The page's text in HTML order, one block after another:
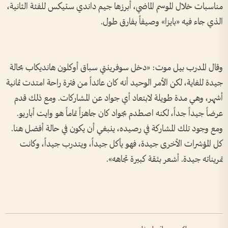
مناسبات خلال الموسم الماضي، أبرزها جيم داندي ستيكس للفئة الثانية،
الذي جاء فيه «بايزا» وصيفاً بفارق طول.
وقال المدرب بيل موت: «دخل سوفرينتي سباق أوكلون هانديكاب بحالة
جيدة للغاية، لكن الأمر الوحيد أنه كان عائداً من فترة راحة امتدت ثمانية
أشهر، وهي مدة طويلة لابتعاد أي جواد عن المشاركات. ومع ذلك قدم
عرضاً جيداً جداً، لكنه اصطدم بجواد كان جاهزاً تماماً هو وايت أباريو.
ومع وجود تلك المشاركة في رصيده، ينبغي أن يكون في حالة أفضل هنا.
كل المؤشرات الأخرى جيدة، فهو يأكل جيداً، ويتدرب جيداً، وكانت
تمريناته جيدة. أشعر بثقة كبيرة تجاهه».